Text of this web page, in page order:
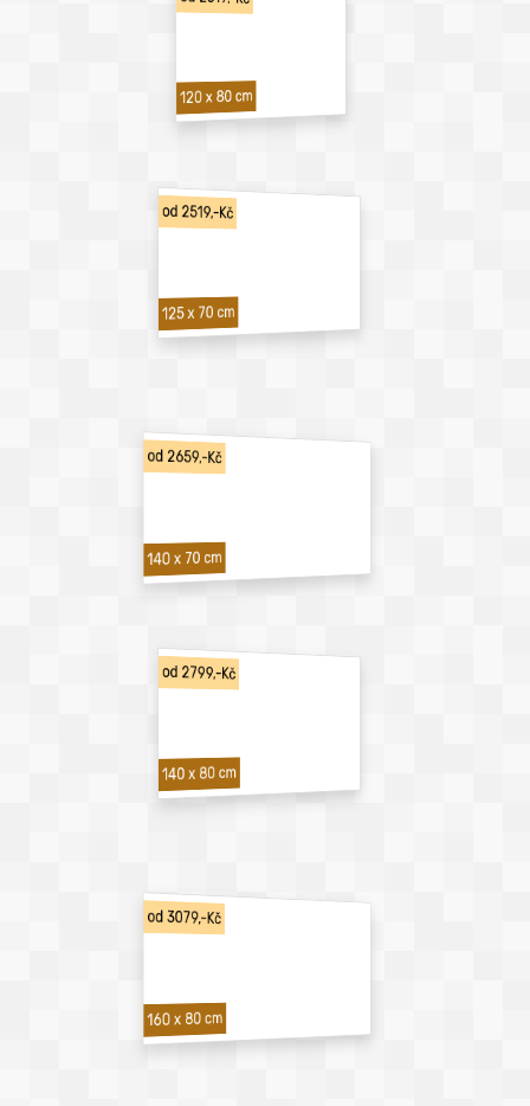
120 x 80 cm
od 2519,-Kč
125 x 70 cm
od 2659,-Kč
140 x 70 cm
od 2799,-Kč
140 x 80 cm
od 3079,-Kč
160 x 80 cm